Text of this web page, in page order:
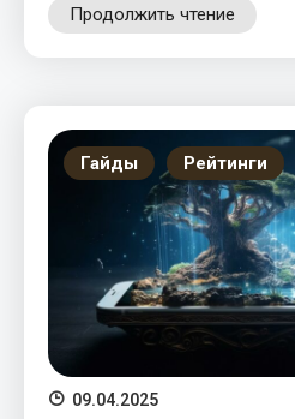
Продолжить чтение
Гайды Рейтинги
09.04.2025